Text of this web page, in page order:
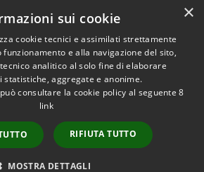
Copyright © 2026 • Comune di
Municipium•
Accesso
redazione
×
sui cookie
cookie tecnici e assimilati strettamente
e alla navigazione del sito,
analitico al solo fine di elaborare
statistiche, aggregate e anonime.
consultare la cookie policy al seguente8
link
RIFIUTA TUTTO
MOSTRA DETTAGLI